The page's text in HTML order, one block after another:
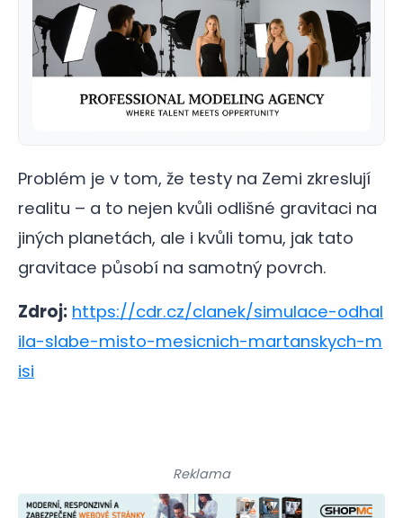
Problém je v tom, že testy na Zemi zkreslují
realitu – a to nejen kvůli odlišné gravitaci na
jiných planetách, ale i kvůli tomu, jak tato
gravitace působí na samotný povrch.
Zdroj: https://cdr.cz/clanek/simulace-odhal
ila-slabe-misto-mesicnich-martanskych-m
isi
Reklama